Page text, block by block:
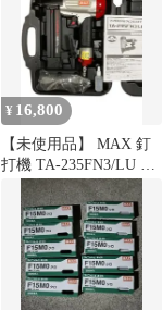
¥ 16,800
【未使用品】 MAX 釘
打機 TA-235FN3/LU 常
圧フィニッシュネイラ